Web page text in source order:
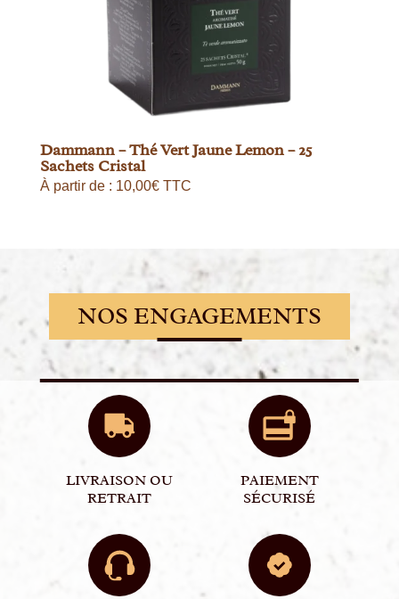
Dammann – Thé Vert Jaune Lemon – 25
Sachets Cristal
À partir de : 10,00€TTC
NOS ENGAGEMENTS
LIVRAISON OU
RETRAIT
PAIEMENT
SÉCURISÉ